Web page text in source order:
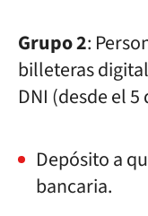
Grupo 2:
billeteras
DNI (desde el
Depósito a
bancaria.